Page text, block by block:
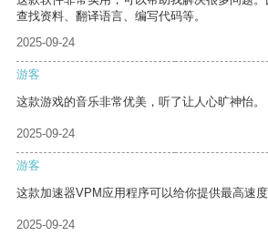
查找资料、翻译语言、编写代码等。
2025-09-24
游客
这款游戏的音乐非常优美，听了让人心旷神怡。
2025-09-24
游客
这款加速器VPM应用程序可以给你提供最高速度
2025-09-24